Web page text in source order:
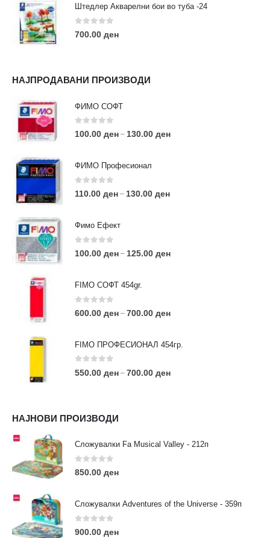
Штедлер Акварелни бои во туба -24
0out of 5
700.00 ден
НАЈПРОДАВАНИ ПРОИЗВОДИ
ФИМО СОФТ
0 out of 5
100.00 ден – 130.00 ден
ФИМО Професионал
0out of 5
110.00 ден – 130.00 ден
Фимо Ефект
0 out of 5
100.00 ден – 125.00 ден
FIMO СОФТ 454gr.
0 out of 5
600.00 ден – 700.00 ден
FIMO ПРОФЕСИОНАЛ 454гр.
0out of 5
550.00 ден – 700.00 ден
НАЈНОВИ ПРОИЗВОДИ
Сложувалки Fa Musical Valley - 212п
0out of 5
850.00 ден
Сложувалки Adventures of the Universe - 359п
0 out of 5
900.00 ден
АДРЕСА:
ул. 3та Македонска Бригада бр.46
ТЕЛЕФОН:
0038977640534
contact@moehobi.mk
РАБОТНО ВРЕМЕ:
Пон - Саб / 09:00 - 21:00